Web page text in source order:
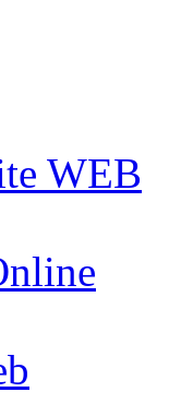
WEB